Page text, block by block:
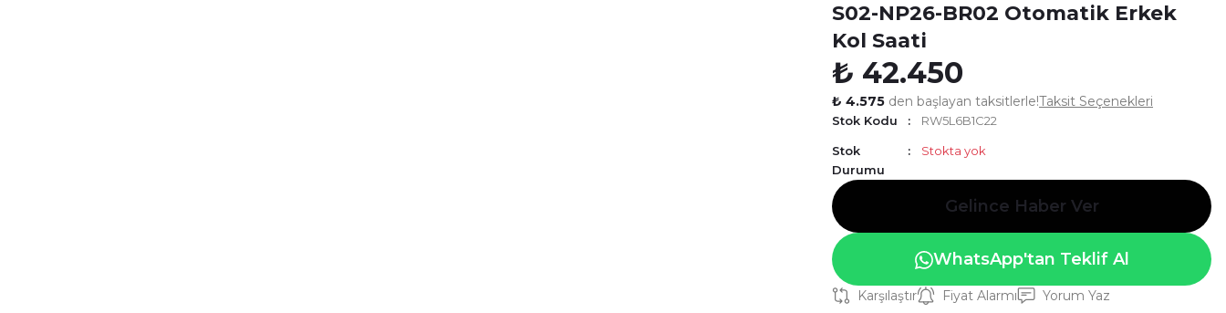
S02-NP26-BR02 Otomatik Erkek
Kol Saati
₺ 42.450
₺ 4.575 den başlayan taksitlerle!Taksit Seçenekleri
Stok Kodu RW5L6B1C22
Stok
Durumu
Stokta yok
Gelince Haber Ver
WhatsApp'tan Teklif Al
Karşılaştır Fiyat Alarmı Yorum Yaz